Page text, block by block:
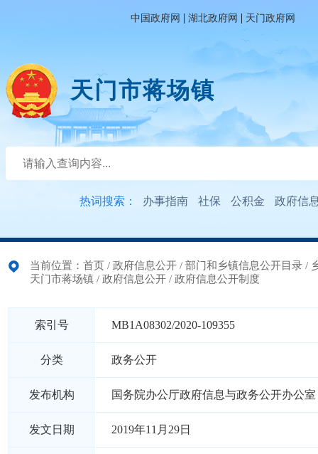
中国政府网 | 湖北政府网 | 天门政府网
天门市蒋场镇
热词搜索： 办事指南 社保 公积金 政府信
当前位置： 首页 / 政府信息公开 / 部门和乡镇信息公开目录 /
天门市蒋场镇 / 政府信息公开 / 政府信息公开制度
索引号 MB1A08302/2020-109355
分类 政务公开
发布机构 国务院办公厅政府信息与政务公开办公室
发文日期 2019年11月29日